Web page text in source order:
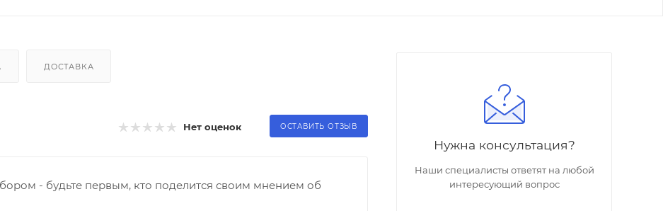
ДОСТАВКА
Нет оценок ОСТАВИТЬ ОТЗЫВ
- будьте первым, кто поделится своим мнением об
Нужна консультация?
Наши специалисты ответят на любой
интересующий вопрос